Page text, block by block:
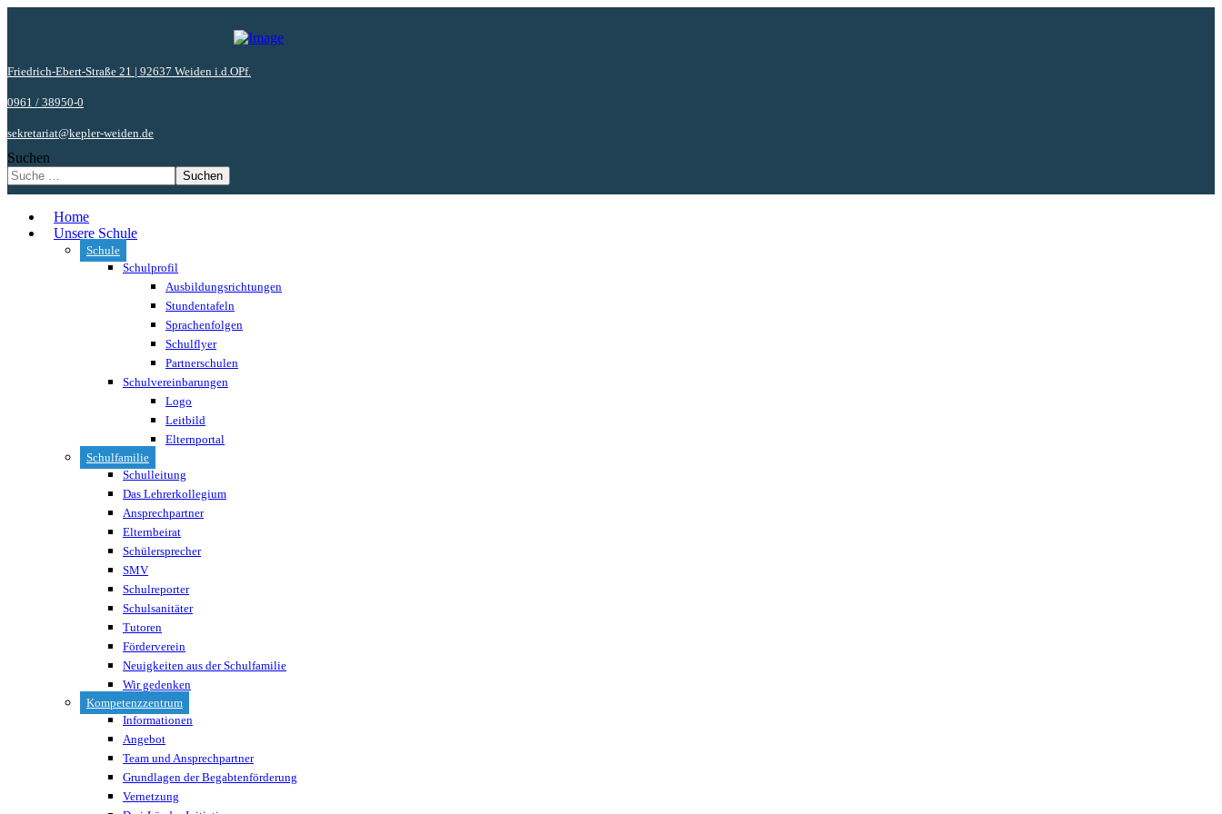
Friedrich-Ebert-Straße 21 | 92637 Weiden i.d.OPf.
0961 / 38950-0
sekretariat@kepler-weiden.de
Suchen
Suchen
Home
Unsere Schule
Schule
Schulprofil
Ausbildungsrichtungen
Stundentafeln
Sprachenfolgen
Schulflyer
Partnerschulen
Schulvereinbarungen
Logo
Leitbild
Elternportal
Schulfamilie
Schulleitung
Das Lehrerkollegium
Ansprechpartner
Elternbeirat
Schülersprecher
SMV
Schulreporter
Schulsanitäter
Tutoren
Förderverein
Neuigkeiten aus der Schulfamilie
Wir gedenken
Kompetenzzentrum
Informationen
Angebot
Team und Ansprechpartner
Grundlagen der Begabtenförderung
Vernetzung